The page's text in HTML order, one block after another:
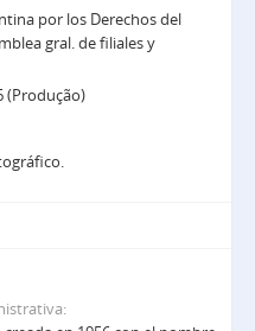
archivo y fichero
Medios de comunicación social
por los Derechos del
gral. de filiales y
(Produção)